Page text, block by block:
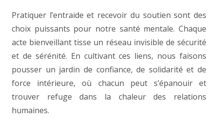
Pratiquer l’entraide et recevoir du soutien sont des
choix puissants pour notre santé mentale. Chaque
acte bienveillant tisse un réseau invisible de sécurité
et de sérénité. En cultivant ces liens, nous faisons
pousser un jardin de confiance, de solidarité et de
force intérieure, où chacun peut s’épanouir et
trouver refuge dans la chaleur des relations
humaines.